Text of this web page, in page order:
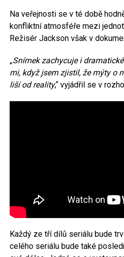
Na veřejnosti se v té době
konfliktní atmosféře mezi
Režisér Jackson však v
„Snímek zachycuje i
mi, když jsem zjistil, že mýty o
liší od reality,“ vyjádřil se v
Každý ze tří dílů seriálu bude
celého seriálu bude také